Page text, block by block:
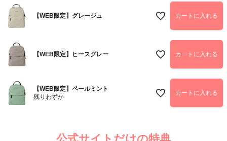
【WEB限定】グレージュ カートに入れる
【WEB限定】ヒースグレー カートに入れる
【WEB限定】ペールミント
残りわずか
カートに入れる